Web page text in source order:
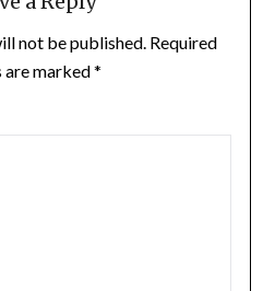
not be published. Required
are marked*